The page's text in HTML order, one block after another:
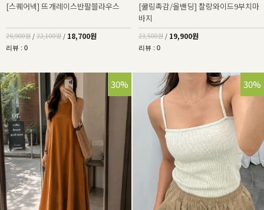
[스퀘어넥] 뜨개레이스반팔블라우스
26,900원 / 22,100원 / 18,700원
리뷰 : 0
[쿨링촉감/올밴딩] 찰랑와이드9부치마
바지
23,500원 / 19,900원
리뷰 : 0
30% 30%